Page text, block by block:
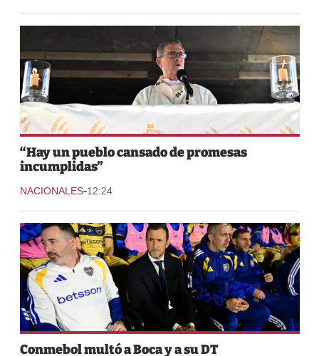
“Hay un pueblo cansado de promesas
incumplidas”
NACIONALES-12:24
Conmebol multó a Boca y a su DT